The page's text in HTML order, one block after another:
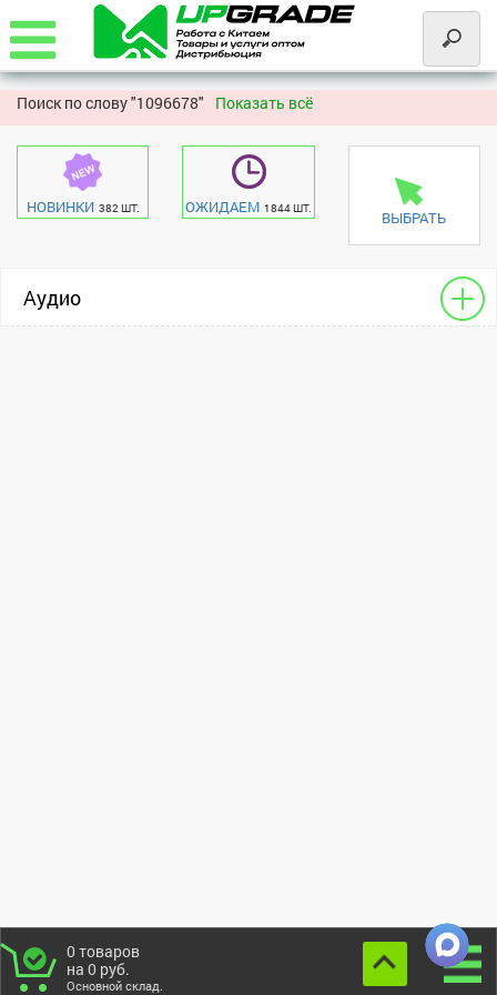
Поиск по слову "1096678" Показать всё
НОВИНКИ 382 ШТ. ОЖИДАЕМ 1844 ШТ. ВЫБРАТЬ
Аудио
0 товаров
на 0 руб.
Основной склад.